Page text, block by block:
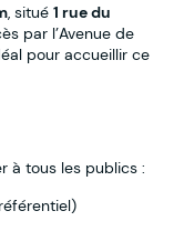
, situé 1 rue du
par l’Avenue de
pour accueillir ce
à tous les publics :